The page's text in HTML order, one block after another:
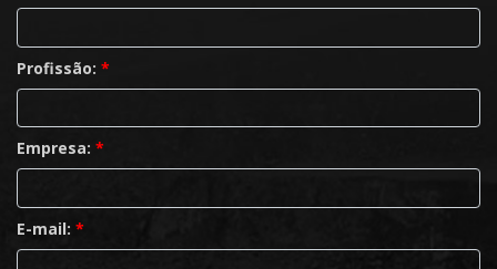
Profissão: *
Empresa: *
E-mail: *